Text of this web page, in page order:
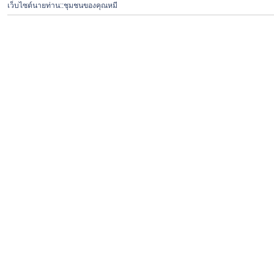
เว็บไซต์นายท่าน::ชุมชนของคุณหมี